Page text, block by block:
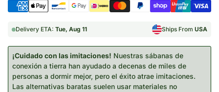
Delivery ETA: Tue, Aug 11 Ships From USA
¡Cuidado con las imitaciones! Nuestras sábanas de
conexión a tierra han ayudado a decenas de miles de
personas a dormir mejor, pero el éxito atrae imitaciones.
Las alternativas baratas suelen usar materiales no